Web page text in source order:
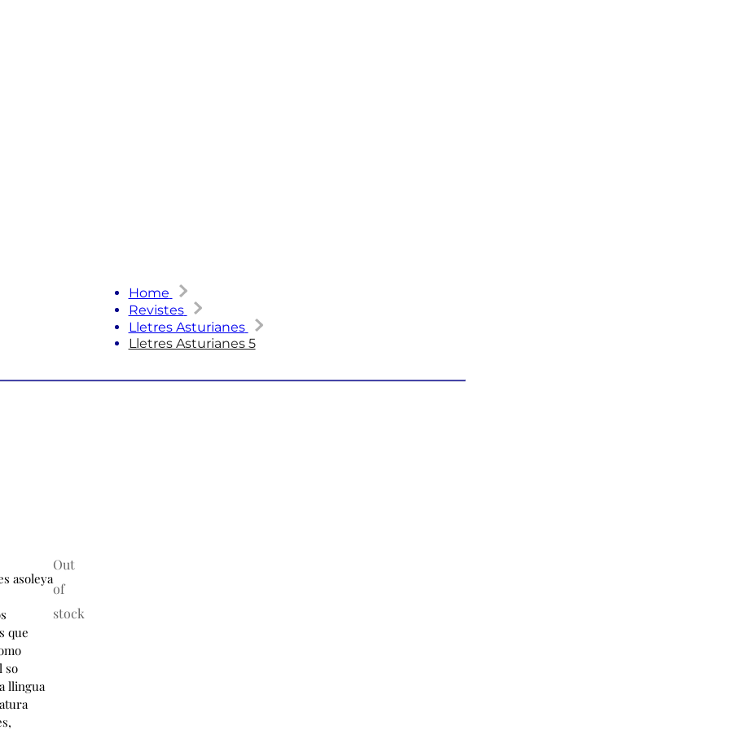
Home
Revistes
Lletres Asturianes
Lletres Asturianes 5
Out
of
stock